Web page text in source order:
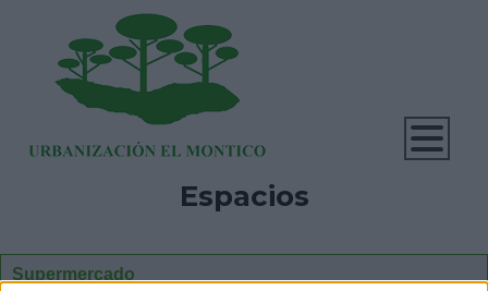
Espacios
Supermercado